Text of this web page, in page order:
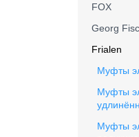
FOX
Georg
Frialen
Муфты
Mуфты
Муфты